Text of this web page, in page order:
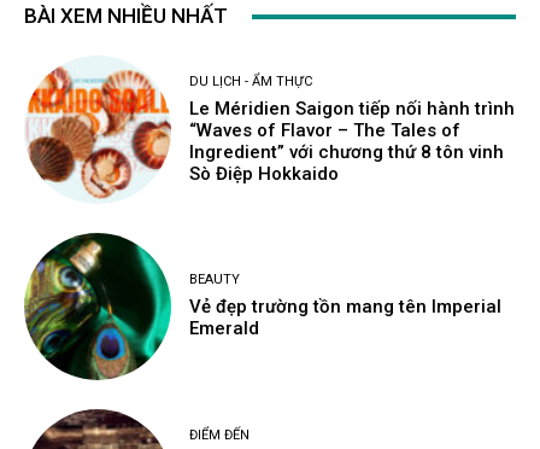
BÀI XEM NHIỀU NHẤT
DU LỊCH - ẨM THỰC
Le Méridien Saigon tiếp nối hành trình
“Waves of Flavor – The Tales of
Ingredient” với chương thứ 8 tôn vinh
Sò Điệp Hokkaido
BEAUTY
Vẻ đẹp trường tồn mang tên Imperial
Emerald
ĐIỂM ĐẾN